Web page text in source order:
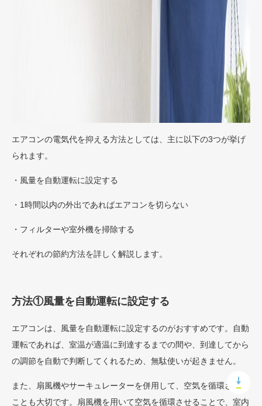
エアコンの電気代を抑える方法としては、主に以下の3つが挙げ
られます。
・風量を自動運転に設定する
・1時間以内の外出であればエアコンを切らない
・フィルターや室外機を掃除する
それぞれの節約方法を詳しく解説します。
方法①風量を自動運転に設定する
エアコンは、風量を自動運転に設定するのがおすすめです。自動
運転であれば、室温が適温に到達するまでの間や、到達してから
の調節を自動で判断してくれるため、無駄使いが起きません。
また、扇風機やサーキュレーターを併用して、空気を循環させる
ことも大切です。扇風機を用いて空気を循環させることで、室内